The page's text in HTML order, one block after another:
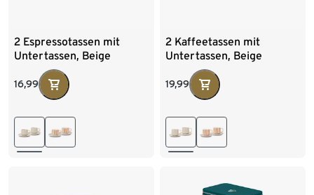
2 Espressotassen mit
Untertassen, Beige
16,99
2 Kaffeetassen mit
Untertassen, Beige
19,99